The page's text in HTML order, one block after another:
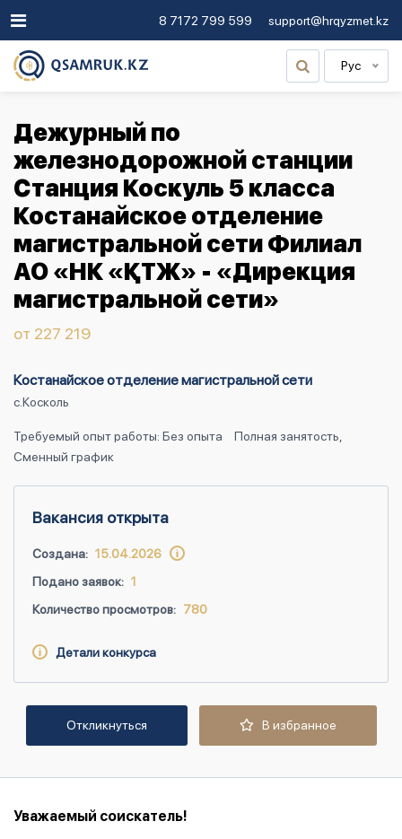
8 7172 799 599 support@hrqyzmet.kz
Рус
Дежурный по
железнодорожной станции
Станция Коскуль 5 класса
Костанайское отделение
магистральной сети Филиал
АО «НК «ҚТЖ» - «Дирекция
магистральной сети»
от 227 219
Костанайское отделение магистральной сети
с.Косколь
Требуемый опыт работы: Без опыта
Полная занятость,
Сменный график
Вакансия открыта
Создана: 15.04.2026
Подано заявок: 1
Количество просмотров: 780
Детали конкурса
Откликнуться В избранное
Уважаемый соискатель!